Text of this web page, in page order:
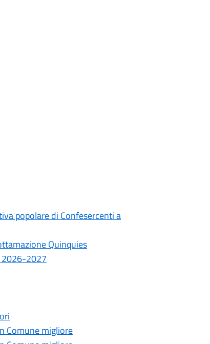
popolare di Confesercenti a
Quinquies
2026-2027
Comune migliore